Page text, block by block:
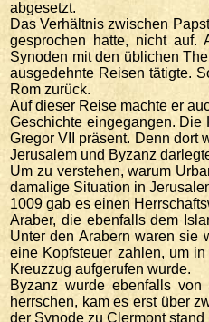
abgesetzt.
Das Verhältnis zwischen
gesprochen hatte, nicht auf.
Synoden mit den üblichen
ausgedehnte Reisen tätigte.
Rom zurück.
Auf dieser Reise machte er
Geschichte eingegangen.
Gregor VII präsent. Denn dort
Jerusalem und Byzanz
Um zu verstehen, warum
damalige Situation in
1009 gab es einen
Araber, die ebenfalls dem
Unter den Arabern waren sie
eine Kopfsteuer zahlen, um
Kreuzzug aufgerufen wurde.
Byzanz wurde ebenfalls
herrschen, kam es erst über
der Synode zu Clermont